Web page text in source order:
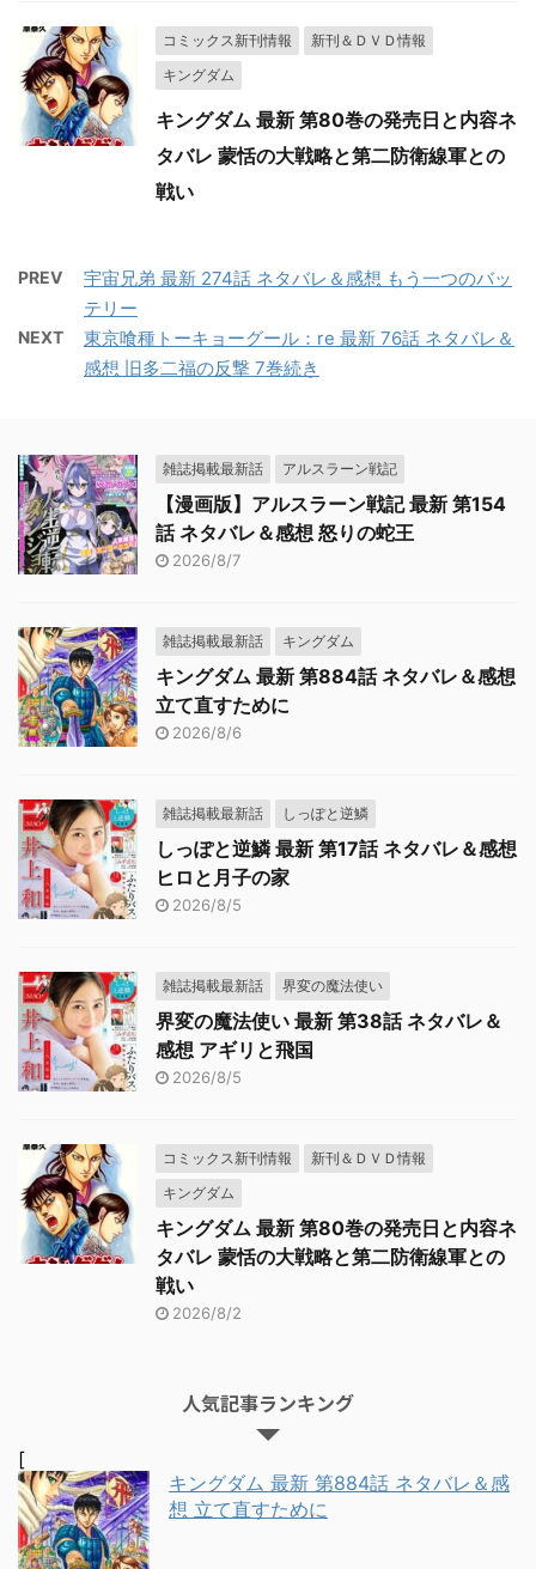
コミックス新刊情報
新刊＆ＤＶＤ情報
キングダム
キングダム 最新 第80巻の発売日と内容ネ
タバレ 蒙恬の大戦略と第二防衛線軍との
戦い
PREV
宇宙兄弟 最新 274話 ネタバレ＆感想 もう一つのバッ
テリー
NEXT
東京喰種トーキョーグール：re 最新 76話 ネタバレ＆
感想 旧多二福の反撃 7巻続き
雑誌掲載最新話 アルスラーン戦記
【漫画版】アルスラーン戦記 最新 第154
話 ネタバレ＆感想 怒りの蛇王
2026/8/7
雑誌掲載最新話 キングダム
キングダム 最新 第884話 ネタバレ＆感想
立て直すために
2026/8/6
雑誌掲載最新話 しっぽと逆鱗
しっぽと逆鱗 最新 第17話 ネタバレ＆感想
ヒロと月子の家
2026/8/5
雑誌掲載最新話 界変の魔法使い
界変の魔法使い 最新 第38話 ネタバレ＆
感想 アギリと飛国
2026/8/5
コミックス新刊情報
新刊＆ＤＶＤ情報
キングダム
キングダム 最新 第80巻の発売日と内容ネ
タバレ 蒙恬の大戦略と第二防衛線軍との
戦い
2026/8/2
人気記事ランキング
[
キングダム 最新 第884話 ネタバレ＆感
想 立て直すために